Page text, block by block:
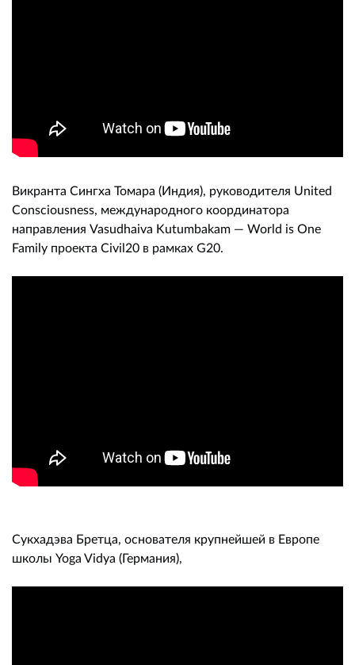
Викранта Сингха Томара (Индия), руководителя United
Consciousness, международного координатора
направления Vasudhaiva Kutumbakam — World is One
Family проекта Civil20 в рамках G20.
Сукхадэва Бретца, основателя крупнейшей в Европе
школы Yoga Vidya (Германия),